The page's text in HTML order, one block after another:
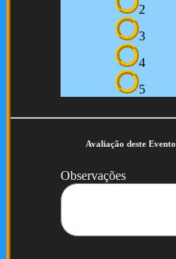
2
3
4
5
Avaliação deste Evento
Observações